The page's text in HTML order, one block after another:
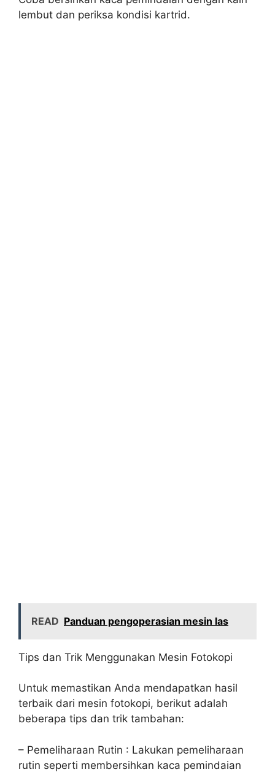
lembut dan periksa kondisi kartrid.
READ Panduan pengoperasian mesin las
Tips dan Trik Menggunakan Mesin Fotokopi
Untuk memastikan Anda mendapatkan hasil
terbaik dari mesin fotokopi, berikut adalah
beberapa tips dan trik tambahan:
– Pemeliharaan Rutin : Lakukan pemeliharaan
rutin seperti membersihkan kaca pemindaian